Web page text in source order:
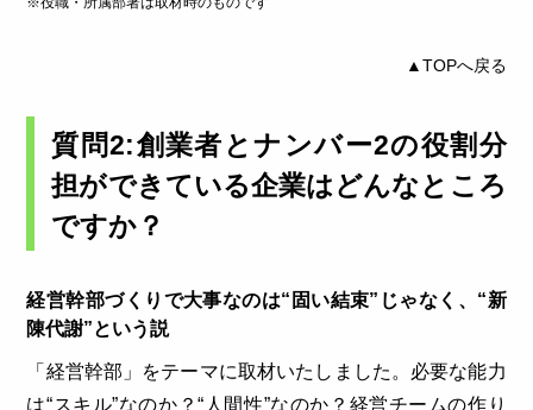
▲TOPへ戻る
質問2:創業者とナンバー2の役割分
担ができている企業はどんなところ
ですか？
経営幹部づくりで大事なのは“固い結束”じゃなく、“新
陳代謝”という説
「経営幹部」をテーマに取材いたしました。必要な能力
は“スキル”なのか？“人間性”なのか？経営チームの作り